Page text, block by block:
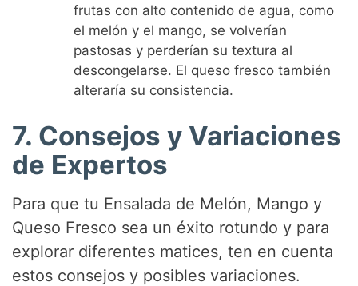
frutas con alto contenido de agua, como
el melón y el mango, se volverían
pastosas y perderían su textura al
descongelarse. El queso fresco también
alteraría su consistencia.
7. Consejos y Variaciones
de Expertos
Para que tu Ensalada de Melón, Mango y
Queso Fresco sea un éxito rotundo y para
explorar diferentes matices, ten en cuenta
estos consejos y posibles variaciones.